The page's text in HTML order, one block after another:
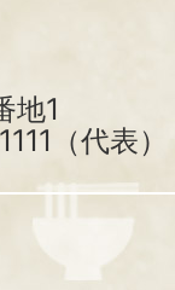
地1
（代表）